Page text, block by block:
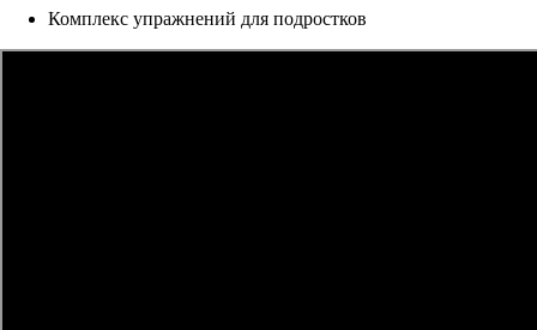
Комплекс упражнений для подростков